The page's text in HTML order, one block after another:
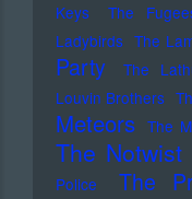
Keys
The
Ladybirds The
Party
The
Louvin Brothers
Meteors The
The Notwist
Police
The